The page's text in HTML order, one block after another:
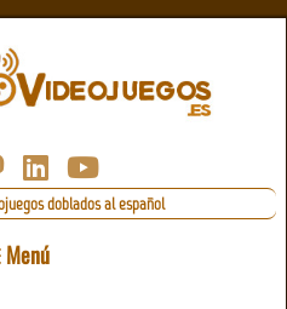
doblados al español
Menú